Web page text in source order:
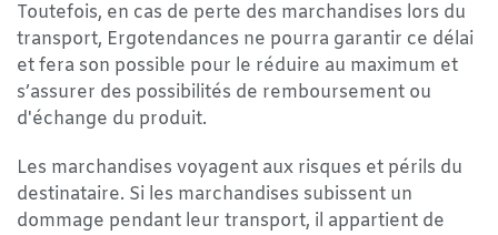
Toutefois, en cas de perte des marchandises lors du
transport, Ergotendances ne pourra garantir ce délai
et fera son possible pour le réduire au maximum et
s’assurer des possibilités de remboursement ou
d'échange du produit.
Les marchandises voyagent aux risques et périls du
destinataire. Si les marchandises subissent un
dommage pendant leur transport, il appartient de